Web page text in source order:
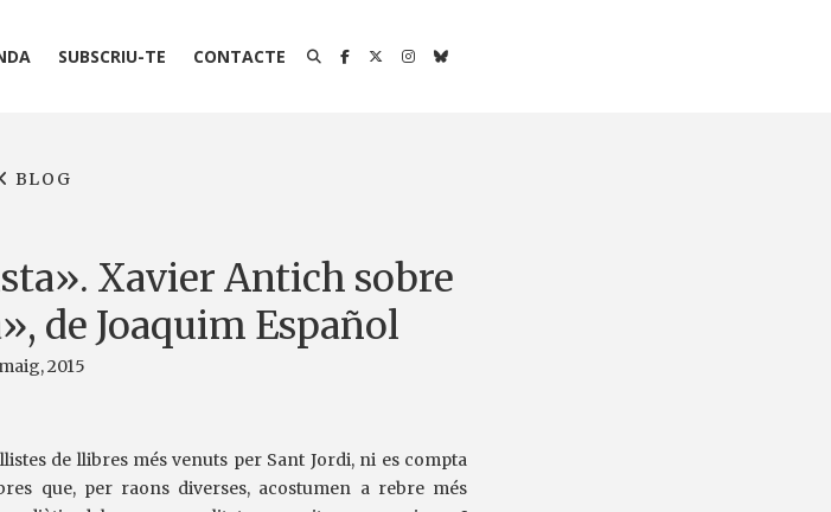
SUBSCRIU-TE CONTACTE
BLOG
Xavier Antich sobre
de Joaquim Español
2015
de llibres més venuts per Sant Jordi, ni es compta
que, per raons diverses, acostumen a rebre més